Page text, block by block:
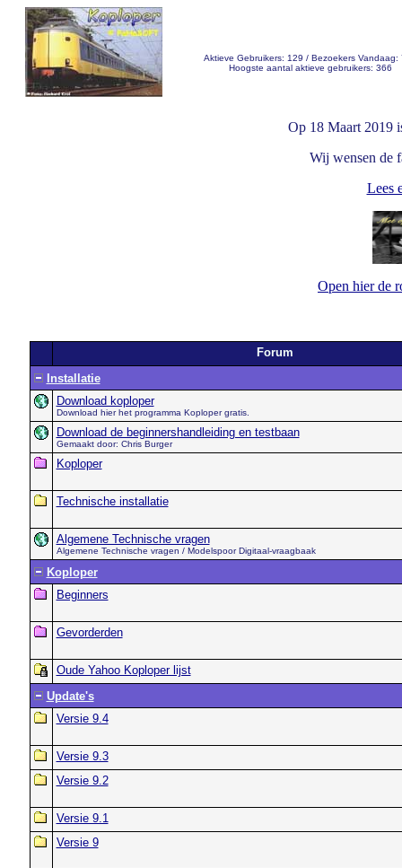
Aktieve Gebruikers: 129 / Bezoekers Vandaag:
Hoogste aantal aktieve gebruikers: 366
Op 18 Maart 2019
Wij wensen de
Lees
Open hier de
Forum
Installatie
Download koploper
Download hier het programma Koploper gratis.
Download de beginnershandleiding en testbaan
Gemaakt door: Chris Burger
Koploper
Technische installatie
Algemene Technische vragen
Algemene Technische vragen / Modelspoor Digitaal-vraagbaak
Koploper
Beginners
Gevorderden
Oude Yahoo Koploper lijst
Update's
Versie 9.4
Versie 9.3
Versie 9.2
Versie 9.1
Versie 9